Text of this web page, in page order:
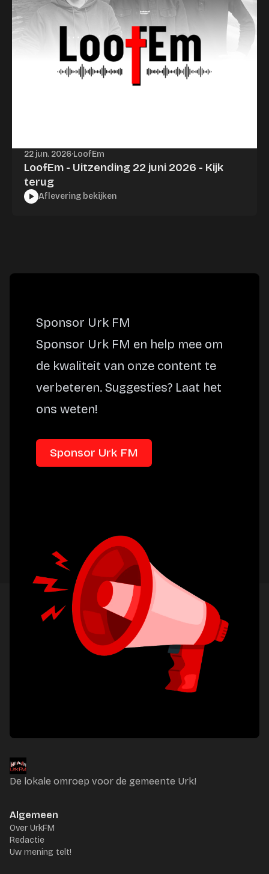
22 jun. 2026·LoofEm
LoofEm - Uitzending 22 juni 2026 - Kijk
terug
Aflevering bekijken
Sponsor Urk FM
Sponsor Urk FM en help mee om
de kwaliteit van onze content te
verbeteren. Suggesties? Laat het
ons weten!
Sponsor Urk FM
De lokale omroep voor de gemeente Urk!
Algemeen
Over UrkFM
Redactie
Uw mening telt!